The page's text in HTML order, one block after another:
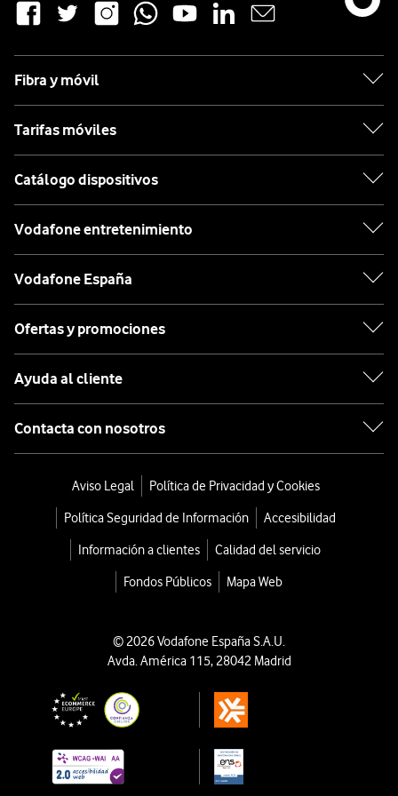
Fibra y móvil
Tarifas móviles
Catálogo dispositivos
Vodafone entretenimiento
Vodafone España
Ofertas y promociones
Ayuda al cliente
Contacta con nosotros
Aviso Legal
Política de Privacidad y Cookies
Política Seguridad de Información
Accesibilidad
Información a clientes
Calidad del servicio
Fondos Públicos
Mapa Web
© 2026 Vodafone España S.A.U.
Avda. América 115, 28042 Madrid